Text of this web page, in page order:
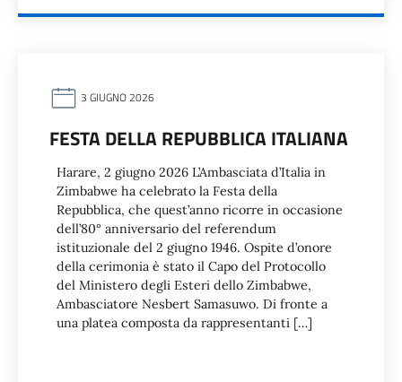
3 GIUGNO 2026
FESTA DELLA REPUBBLICA ITALIANA
Harare, 2 giugno 2026 L’Ambasciata d’Italia in
Zimbabwe ha celebrato la Festa della
Repubblica, che quest’anno ricorre in occasione
dell’80° anniversario del referendum
istituzionale del 2 giugno 1946. Ospite d’onore
della cerimonia è stato il Capo del Protocollo
del Ministero degli Esteri dello Zimbabwe,
Ambasciatore Nesbert Samasuwo. Di fronte a
una platea composta da rappresentanti […]